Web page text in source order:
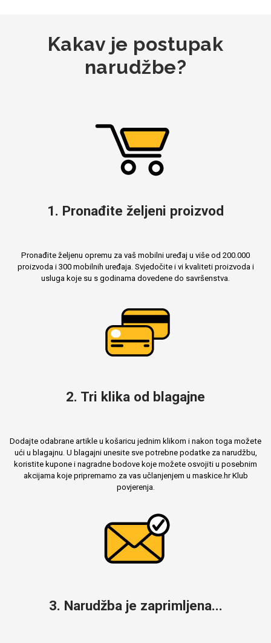
Kakav je postupak
narudžbe?
1. Pronađite željeni proizvod
Pronađite željenu opremu za vaš mobilni uređaj u više od 200.000
proizvoda i 300 mobilnih uređaja. Svjedočite i vi kvaliteti proizvoda i
usluga koje su s godinama dovedene do savršenstva.
2. Tri klika od blagajne
Dodajte odabrane artikle u košaricu jednim klikom i nakon toga možete
ući u blagajnu. U blagajni unesite sve potrebne podatke za narudžbu,
koristite kupone i nagradne bodove koje možete osvojiti u posebnim
akcijama koje pripremamo za vas učlanjenjem u maskice.hr Klub
povjerenja.
3. Narudžba je zaprimljena...
MarbleMania
Crtani filmovi